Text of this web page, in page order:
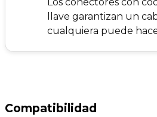
llave garantizan un
cualquiera puede
Compatibilidad